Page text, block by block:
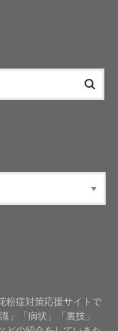
粉症対策応援サイトで
」「病状」「裏技」